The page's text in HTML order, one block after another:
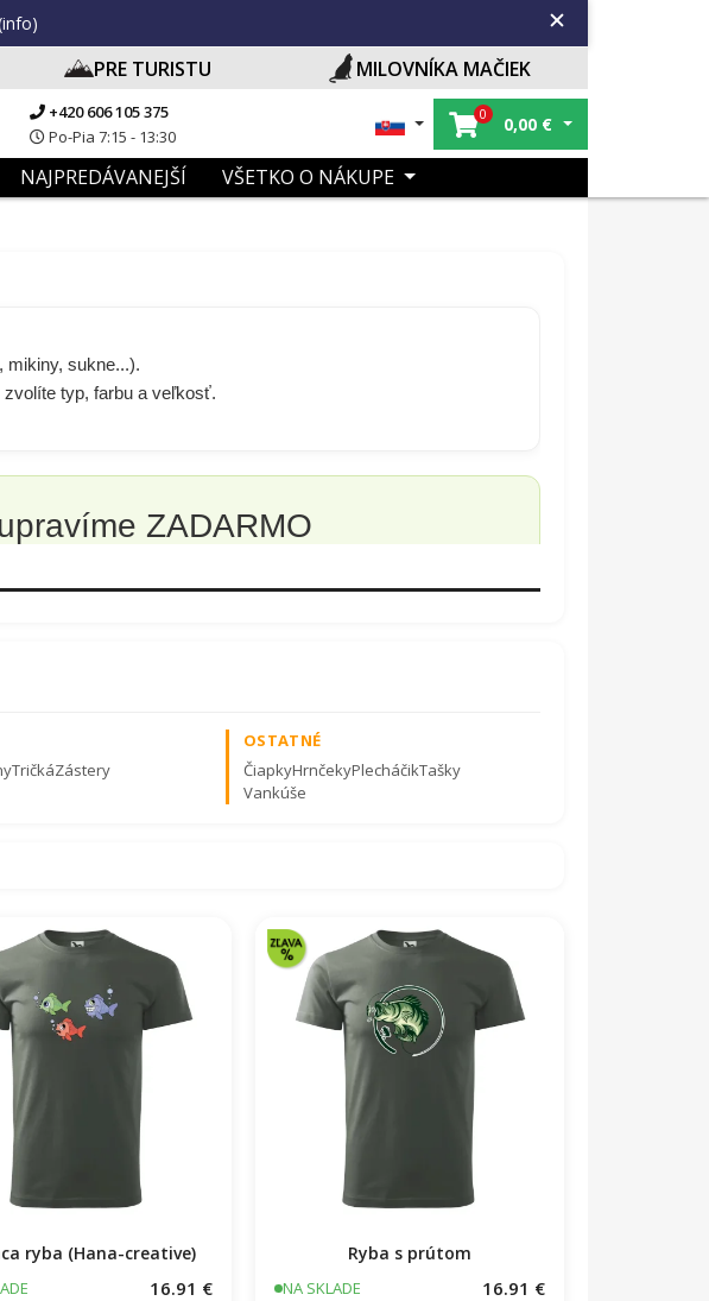
PRE TURISTU MILOVNÍKA MAČIEK
+420 606 105 375
Po-Pia 7:15 - 13:30
0 0,00 €
NAJPREDÁVANEJŠÍ VŠETKO O NÁKUPE
sukne...).
typ, farbu a veľkosť.
ZADARMO
do poznámky
jezadarmoa nepredlžuje dobu odoslania.
TričkáZástery
OSTATNÉ
ČiapkyHrnčekyPlecháčikTašky
Vankúše
ryba (Hana-creative)
16.91 €
Ryba s prútom
NA SKLADE 16.91 €